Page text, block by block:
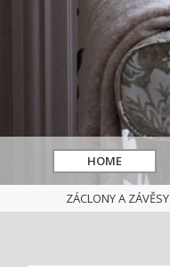
HOME
ZÁCLONY A ZÁVĚSY